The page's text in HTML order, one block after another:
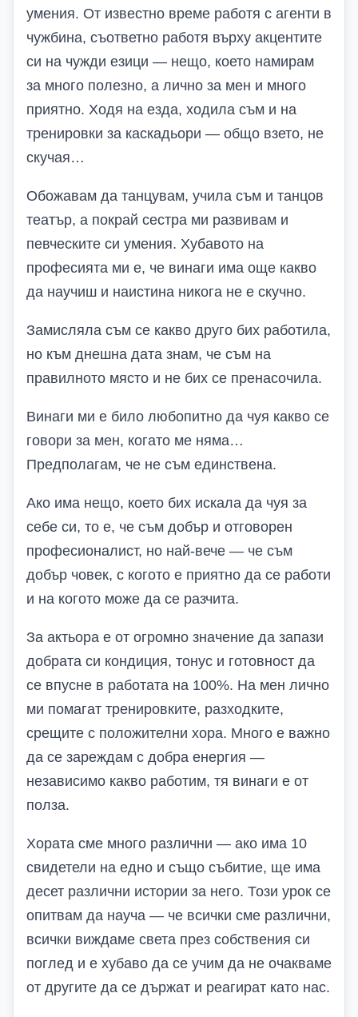
умения. От известно време работя с агенти в
чужбина, съответно работя върху акцентите
си на чужди езици — нещо, което намирам
за много полезно, а лично за мен и много
приятно. Ходя на езда, ходила съм и на
тренировки за каскадьори — общо взето, не
скучая…
Обожавам да танцувам, учила съм и танцов
театър, а покрай сестра ми развивам и
певческите си умения. Хубавото на
професията ми е, че винаги има още какво
да научиш и наистина никога не е скучно.
Замисляла съм се какво друго бих работила,
но към днешна дата знам, че съм на
правилното място и не бих се пренасочила.
Винаги ми е било любопитно да чуя какво се
говори за мен, когато ме няма…
Предполагам, че не съм единствена.
Ако има нещо, което бих искала да чуя за
себе си, то е, че съм добър и отговорен
професионалист, но най-вече — че съм
добър човек, с когото е приятно да се работи
и на когото може да се разчита.
За актьора е от огромно значение да запази
добрата си кондиция, тонус и готовност да
се впусне в работата на 100%. На мен лично
ми помагат тренировките, разходките,
срещите с положителни хора. Много е важно
да се зареждам с добра енергия —
независимо какво работим, тя винаги е от
полза.
Хората сме много различни — ако има 10
свидетели на едно и също събитие, ще има
десет различни истории за него. Този урок се
опитвам да науча — че всички сме различни,
всички виждаме света през собствения си
поглед и е хубаво да се учим да не очакваме
от другите да се държат и реагират като нас.